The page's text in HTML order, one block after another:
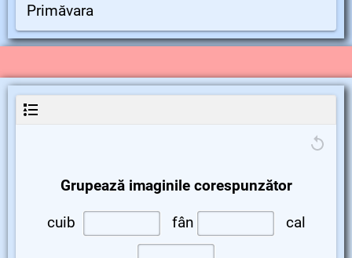
Primăvara
Grupează imaginile corespunzător
cuib fân cal